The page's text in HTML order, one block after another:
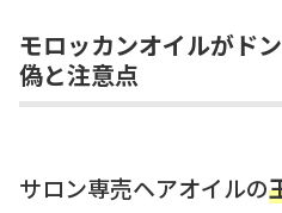
モロッカンオイルがド
偽と注意点
サロン専売ヘアオイルの